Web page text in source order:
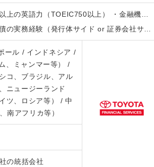
上の英語力（TOEIC750以上） ・金融機…
の実務経験（発行体サイド or 証券会社サ…
ール / インドネシア /
、ミャンマー等） /
コ、ブラジル、アル
ニュージーランド
ツ、ロシア等） / 中
南アフリカ等）
の統括会社